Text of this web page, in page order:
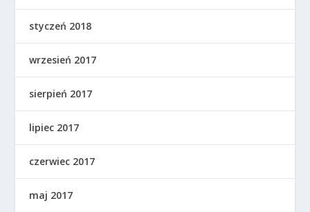
styczeń 2018
wrzesień 2017
sierpień 2017
lipiec 2017
czerwiec 2017
maj 2017